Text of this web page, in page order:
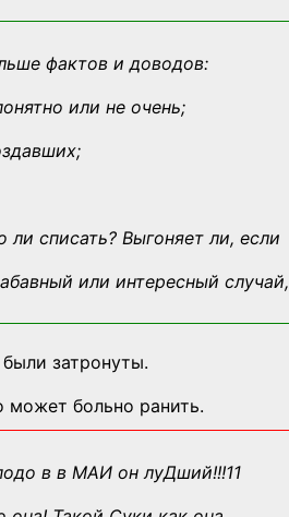
фактов и доводов:
или не очень;
списать? Выгоняет ли, если
или интересный случай,
затронуты.
больно ранить.
в в МАИ он луДший!!!11